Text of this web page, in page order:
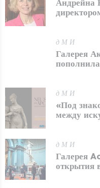
Андрейна
д М И
Галерея
д М И
«Под
между
д М И
Галерея
открытия